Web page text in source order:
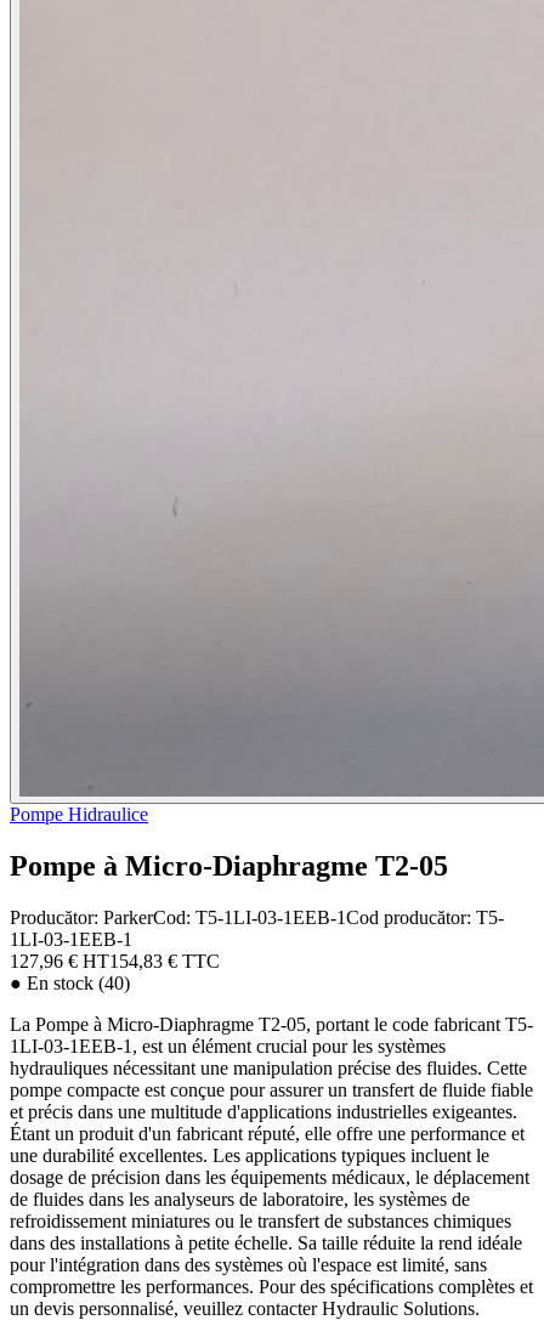
Pompe Hidraulice
Pompe à Micro-Diaphragme T2-05
Producător: ParkerCod: T5-1LI-03-1EEB-1Cod producător: T5-
1LI-03-1EEB-1
127,96 € HT154,83 € TTC
● En stock (40)
La Pompe à Micro-Diaphragme T2-05, portant le code fabricant T5-
1LI-03-1EEB-1, est un élément crucial pour les systèmes
hydrauliques nécessitant une manipulation précise des fluides. Cette
pompe compacte est conçue pour assurer un transfert de fluide fiable
et précis dans une multitude d'applications industrielles exigeantes.
Étant un produit d'un fabricant réputé, elle offre une performance et
une durabilité excellentes. Les applications typiques incluent le
dosage de précision dans les équipements médicaux, le déplacement
de fluides dans les analyseurs de laboratoire, les systèmes de
refroidissement miniatures ou le transfert de substances chimiques
dans des installations à petite échelle. Sa taille réduite la rend idéale
pour l'intégration dans des systèmes où l'espace est limité, sans
compromettre les performances. Pour des spécifications complètes et
un devis personnalisé, veuillez contacter Hydraulic Solutions.